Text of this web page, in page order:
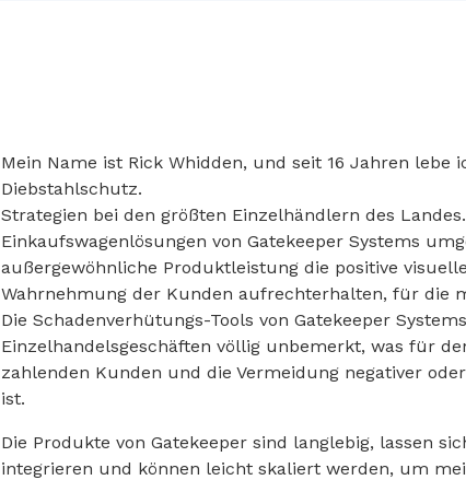
Mein Name ist Rick Whidden, und seit 16 Jahren lebe
Diebstahlschutz.
Strategien bei den größten Einzelhändlern des
Einkaufswagenlösungen von Gatekeeper Systems
außergewöhnliche Produktleistung die positive
Wahrnehmung der Kunden aufrechterhalten, für die
Die Schadenverhütungs-Tools von Gatekeeper
Einzelhandelsgeschäften völlig unbemerkt, was für
zahlenden Kunden und die Vermeidung negativer
ist.
Die Produkte von Gatekeeper sind langlebig, lassen
integrieren und können leicht skaliert werden, um